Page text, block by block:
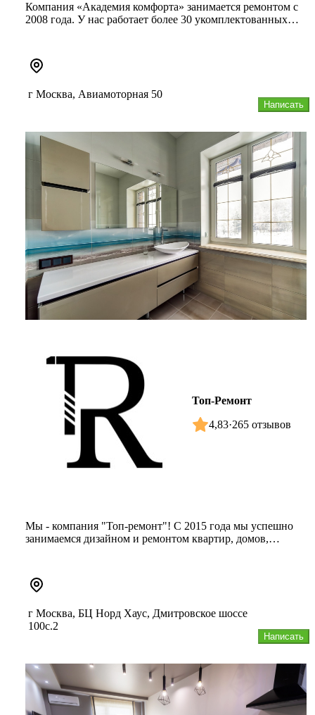
Компания «Академия комфорта» занимается ремонтом с
2008 года. У нас работает более 30 укомплектованных
Написать
г Москва, Авиамоторная 50
Топ-Ремонт
4,83·265 отзывов
Мы - компания "Топ-ремонт"! С 2015 года мы успешно
занимаемся дизайном и ремонтом квартир, домов,
Написать
г Москва, БЦ Норд Хаус, Дмитровское шоссе
100с.2